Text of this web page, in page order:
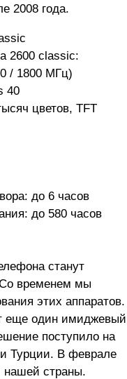
2008 года.
2600 classic:
/ 1800 МГц)
40
цветов, TFT
до 6 часов
до 580 часов
станут
временем мы
этих аппаратов.
еще один имиджевый
поступило на
Турции. В феврале
нашей страны.